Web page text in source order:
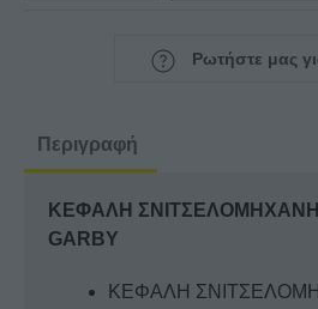
Ρωτήστε μας
Περιγραφή
ΚΕΦΑΛΗ
GARBY
ΚΕΦΑΛΗ